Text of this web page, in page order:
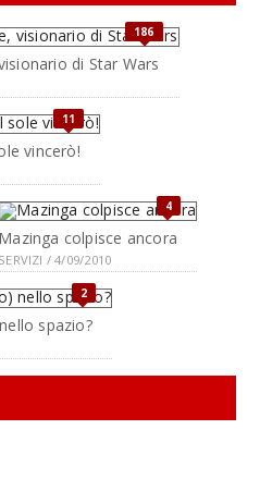
186
di Star Wars
11
vincerò!
4
Mazinga colpisce ancora
SERVIZI / 4/09/2010
2
spazio?